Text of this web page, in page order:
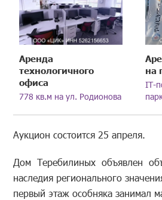
Аренда
технологичного
офиса
778 кв.м на ул. Родионова
на
IT-
Аукцион состоится 25 апреля.
Дом Теребилиных объявлен
наследия регионального
первый этаж особняка занимал